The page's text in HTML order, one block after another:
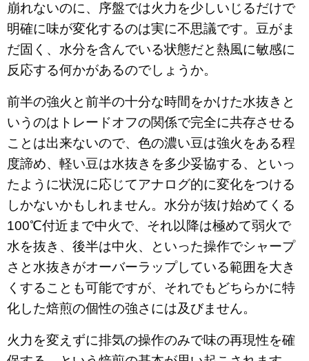
崩れないのに、序盤では火力を少しいじるだけで
明確に味が変化するのは実に不思議です。豆がま
だ固く、水分を含んでいる状態だと熱風に敏感に
反応する何かがあるのでしょうか。
前半の強火と前半の十分な時間をかけた水抜きと
いうのはトレードオフの関係で完全に共存させる
ことは出来ないので、色の濃い豆は強火をある程
度諦め、軽い豆は水抜きを多少妥協する、といっ
たように状況に応じてアナログ的に変化をつける
しかないかもしれません。水分が抜け始めてくる
100℃付近まで中火で、それ以降は極めて弱火で
水を抜き、後半は中火、といった操作でシャープ
さと水抜きがオーバーラップしている範囲を大き
くすることも可能ですが、それでもどちらかに特
化した焙煎の個性の強さには及びません。
火力を変えずに排気の操作のみで味の再現性を確